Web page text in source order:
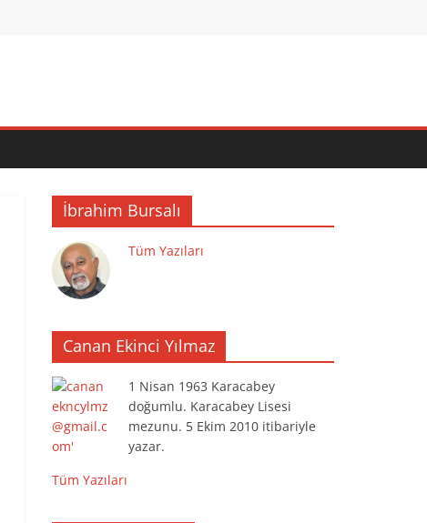
İbrahim Bursalı
Tüm Yazıları
Canan Ekinci Yılmaz
1 Nisan 1963 Karacabey
doğumlu. Karacabey Lisesi
mezunu. 5 Ekim 2010 itibariyle
yazar.
Tüm Yazıları